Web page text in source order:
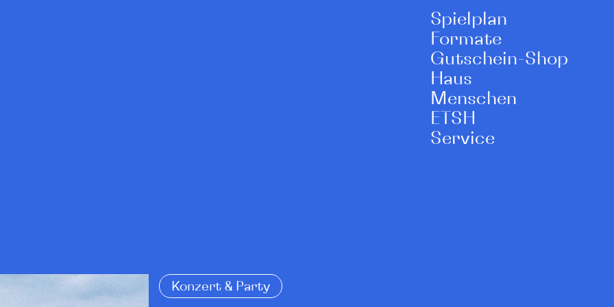
Spielplan
Formate
Gutschein-Shop
Haus
Menschen
ETSH
Service
Konzert & Party